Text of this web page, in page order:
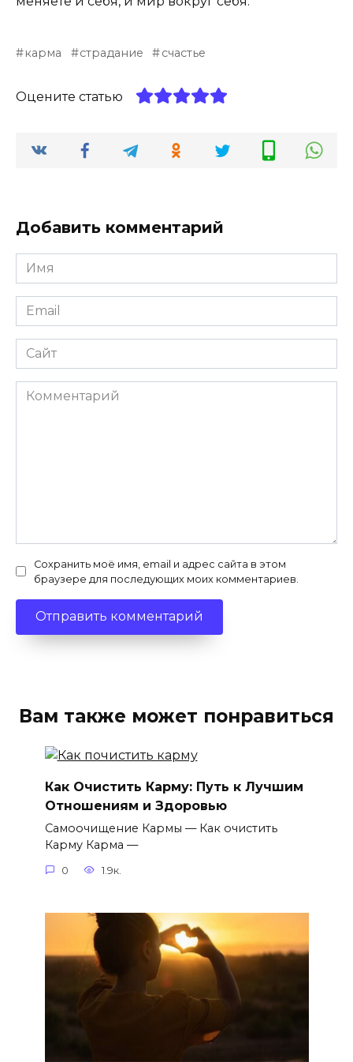
карма страдание счастье
Оцените статью
Добавить комментарий
Имя
*
Email
*
Сайт
Комментарий
Сохранить моё имя, email и адрес сайта в этом
браузере для последующих моих комментариев.
Вам также может понравиться
Как Очистить Карму: Путь к Лучшим
Отношениям и Здоровью
Самоочищение Кармы — Как очистить
Карму Карма —
0 1.9к.